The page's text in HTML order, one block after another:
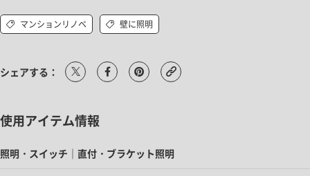
マンションリノベ 壁に照明
シェアする：
使用アイテム情報
照明・スイッチ｜直付・ブラケット照明